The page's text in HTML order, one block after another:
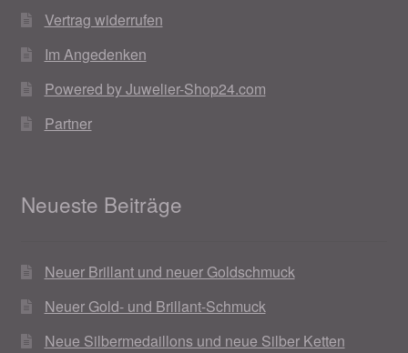
Vertrag widerrufen
Im Angedenken
Powered by Juwelier-Shop24.com
Partner
Neueste Beiträge
Neuer Brillant und neuer Goldschmuck
Neuer Gold- und Brillant-Schmuck
Neue Silbermedaillons und neue Silber Ketten